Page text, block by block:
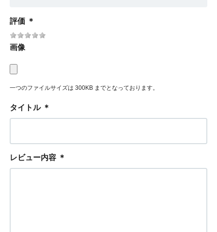
評価 ＊
画像
一つのファイルサイズは 300KB までとなっております。
タイトル ＊
レビュー内容 ＊